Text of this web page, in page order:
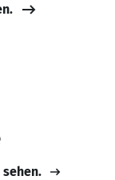
sehen.